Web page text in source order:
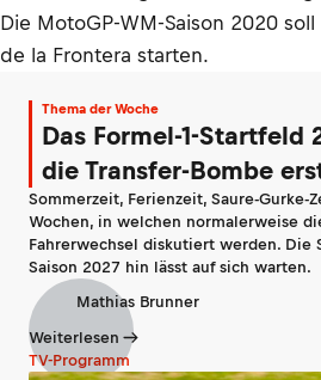
Die MotoGP-WM-Saison 2020
de la Frontera starten.
Thema der Woche
Das Formel-1-Startfeld
die Transfer-Bombe
Sommerzeit, Ferienzeit, Saure-Gurke-
Wochen, in welchen normalerweise
Fahrerwechsel diskutiert werden. Die
Saison 2027 hin lässt auf sich warten.
Mathias Brunner
Weiterlesen
TV-Programm